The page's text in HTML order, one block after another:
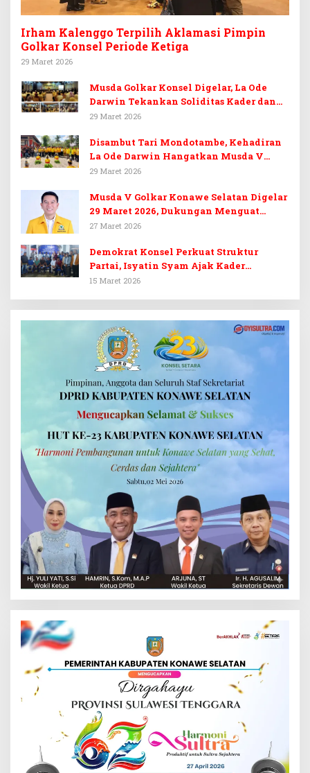
Irham Kalenggo Terpilih Aklamasi Pimpin
Golkar Konsel Periode Ketiga
29 Maret 2026
Musda Golkar Konsel Digelar, La Ode
Darwin Tekankan Soliditas Kader dan
Target 14 Kursi DPRD Konawe Selatan
29 Maret 2026
Disambut Tari Mondotambe, Kehadiran
La Ode Darwin Hangatkan Musda V
Golkar Konsel
29 Maret 2026
Musda V Golkar Konawe Selatan Digelar
29 Maret 2026, Dukungan Menguat
untuk Irham Kalenggo
27 Maret 2026
Demokrat Konsel Perkuat Struktur
Partai, Isyatin Syam Ajak Kader
Kembalikan Kejayaan
15 Maret 2026